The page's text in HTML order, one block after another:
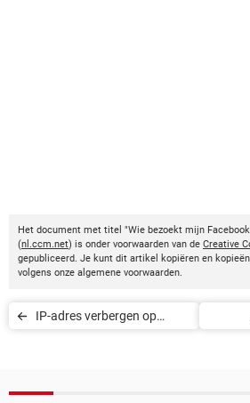
Het document met titel "Wie bezoekt mijn
(nl.ccm.net) is onder voorwaarden van de Creative
gepubliceerd. Je kunt dit artikel kopiëren en
volgens onze algemene voorwaarden.
IP-adres verbergen op